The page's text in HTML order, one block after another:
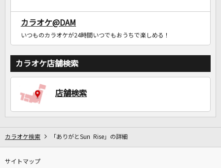
カラオケ@DAM
いつものカラオケが24時間いつでもおうちで楽しめる！
カラオケ店舗検索
店舗検索
カラオケ検索 「ありがとSun Rise」の詳細
サイトマップ